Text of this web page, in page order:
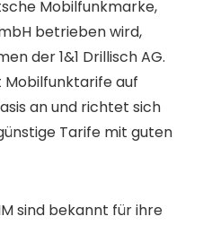
Mobilfunkmarke,
betrieben wird,
der 1&1 Drillisch AG.
auf
an und richtet sich
Tarife mit guten
sind bekannt für ihre